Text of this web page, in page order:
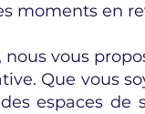
moments en
nous vous
Que vous
espaces de